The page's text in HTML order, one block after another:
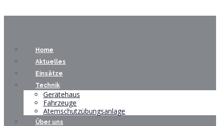
Home
Aktuelles
Einsätze
Technik
Gerätehaus
Fahrzeuge
Atemschutzübungsanlage
Über uns